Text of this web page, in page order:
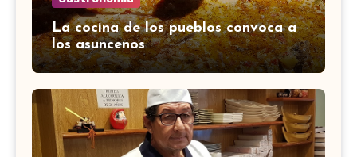
La cocina de los pueblos convoca a
los asuncenos